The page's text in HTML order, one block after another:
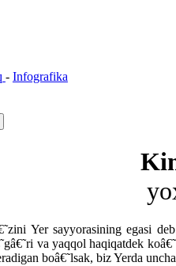
- Infografika
Yer sayyorasining egasi
va yaqqol haqiqatdek
boâ€˜lsak, biz Yerda